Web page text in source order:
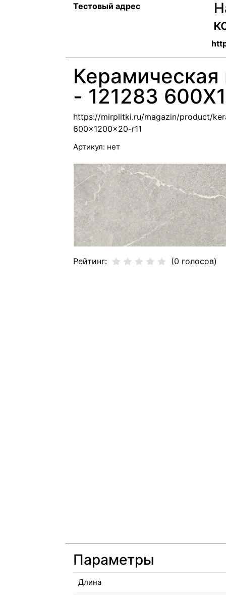
Тестовый адрес
Керамическая
- 121283
https://mirplitki.ru/magazin/product/
600x1200x20-r11
Артикул: нет
Рейтинг: (0 голосов)
Параметры
Длина